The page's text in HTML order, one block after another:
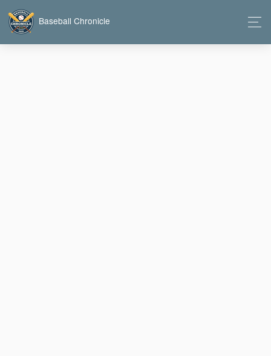
Baseball Chronicle